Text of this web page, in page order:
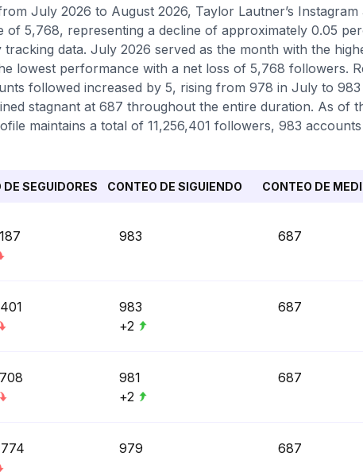
July 2026 to August 2026, Taylor Lautner’s Instagram
of 5,768, representing a decline of approximately 0.05
data. July 2026 served as the month with the
lowest performance with a net loss of 5,768 followers.
followed increased by 5, rising from 978 in July to
stagnant at 687 throughout the entire duration. As of
maintains a total of 11,256,401 followers, 983
DE SEGUIDORES CONTEO DE SIGUIENDO CONTEO DE
983 687
983
+2
687
981
+2
687
979 687